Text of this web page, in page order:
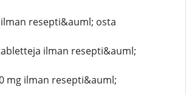
resepti&auml; osta
ilman resepti&auml;
mg ilman resepti&auml;